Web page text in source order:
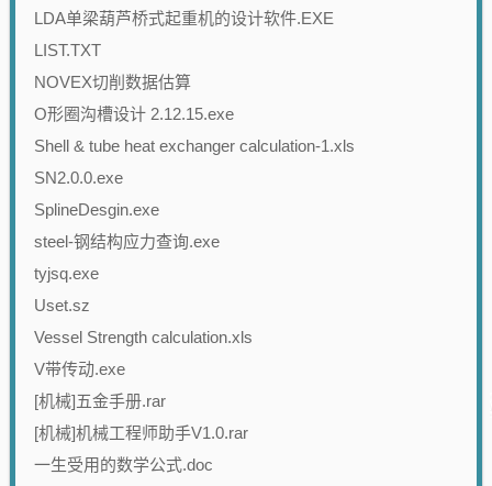
LDA单梁葫芦桥式起重机的设计软件.EXE
LIST.TXT
NOVEX切削数据估算
O形圈沟槽设计 2.12.15.exe
Shell & tube heat exchanger calculation-1.xls
SN2.0.0.exe
SplineDesgin.exe
steel-钢结构应力查询.exe
tyjsq.exe
Uset.sz
Vessel Strength calculation.xls
V带传动.exe
[机械]五金手册.rar
[机械]机械工程师助手V1.0.rar
一生受用的数学公式.doc